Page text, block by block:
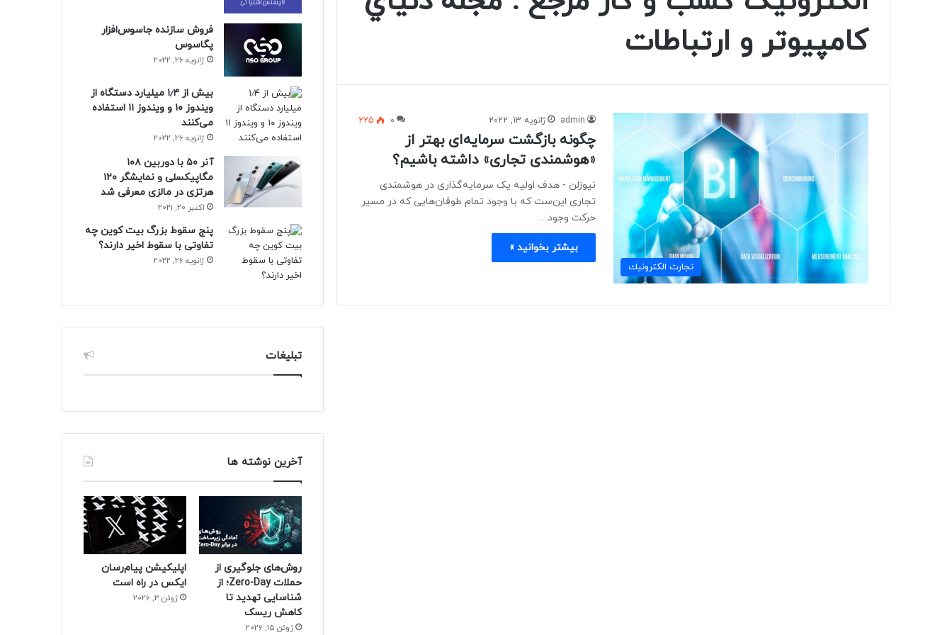
كامپيوتر و ارتباطات
تجارت الكترونيك
admin ژانویه 13, 2022 0
225
چگونه بازگشت سرمایه‌ای بهتر از
«هوشمندی تجاری» داشته باشیم؟
نیوزلن - هدف اولیه یک سرمایه‌گذاری در هوشمندی
تجاری این‌ست که با وجود تمام طوفان‌هایی که در مسیر
حرکت وجود…
بیشتر بخوانید »
فروش سازنده جاسوس‌افزار
پگاسوس
ژانویه 26, 2022
بیش از ۱٫۴ میلیارد دستگاه از
ویندوز ۱۰ و ویندوز ۱۱ استفاده
می‌کنند
ژانویه 26, 2022
آنر ۵۰ با دوربین ۱۰۸
مگاپیکسلی و نمایشگر ۱۲۰
هرتزی در مالزی معرفی شد
اکتبر 20, 2021
پنج سقوط بزرگ بیت کوین چه
تفاوتی با سقوط اخیر دارند؟
ژانویه 26, 2022
تبلیغات
آخرین نوشته ها
روش‌های جلوگیری از
حملات Zero-Day؛ از
شناسایی تهدید تا
کاهش ریسک
ژوئن 15, 2026
اپلیکیشن پیام‌رسان
ایکس در راه است
ژوئن 3, 2026